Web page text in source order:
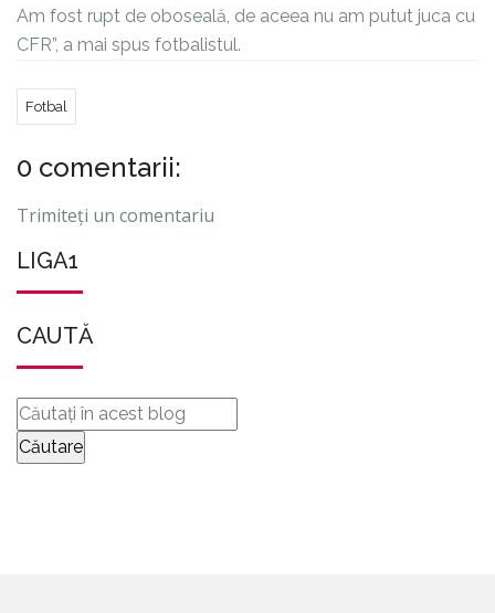
Am fost rupt de oboseală, de aceea nu am putut juca cu
CFR”, a mai spus fotbalistul.
Fotbal
0 comentarii:
Trimiteți un comentariu
LIGA1
CAUTĂ